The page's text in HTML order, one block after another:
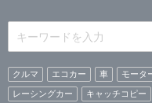
クルマ エコカー 車 モータ
レーシングカー
キャッチコピー